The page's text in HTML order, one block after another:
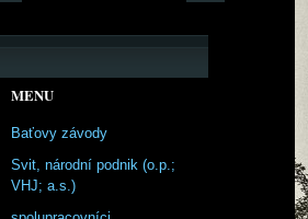
MENU
Baťovy závody
Svit, národní podnik (o.p.;
VHJ; a.s.)